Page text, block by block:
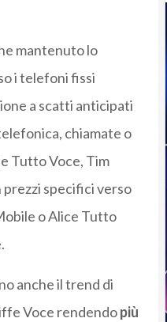
mantenuto lo
i telefoni fissi
a scatti anticipati
chiamate o
Tutto Voce, Tim
prezzi specifici verso
o Alice Tutto
anche il trend di
Voce rendendopiù